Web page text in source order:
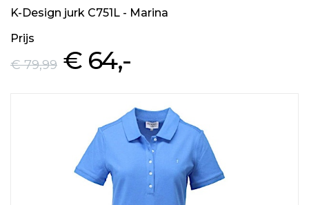
K-Design jurk C751L - Marina
Prijs
€ 79,99 € 64,-